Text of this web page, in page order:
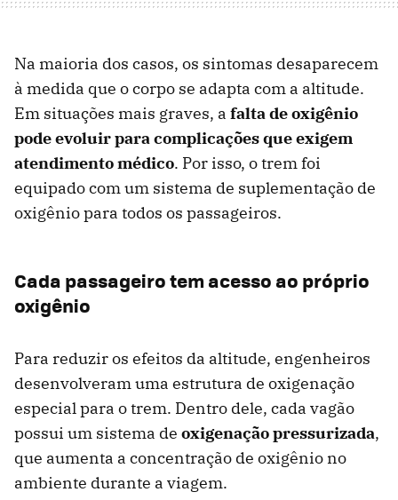
Na maioria dos casos, os sintomas desaparecem
à medida que o corpo se adapta com a altitude.
Em situações mais graves, a falta de oxigênio
pode evoluir para complicações que exigem
atendimento médico. Por isso, o trem foi
equipado com um sistema de suplementação de
oxigênio para todos os passageiros.
Cada passageiro tem acesso ao próprio
oxigênio
Para reduzir os efeitos da altitude, engenheiros
desenvolveram uma estrutura de oxigenação
especial para o trem. Dentro dele, cada vagão
possui um sistema de oxigenação pressurizada,
que aumenta a concentração de oxigênio no
ambiente durante a viagem.